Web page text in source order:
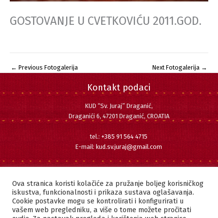
GOSTOVANJE U CVETKOVIĆU 2011.GOD.
← Previous Fotogalerija Next Fotogalerija →
Kontakt podaci
KUD “Sv. Juraj” Draganić,
Draganići 6, 47201 Draganić, CROATIA
tel.: +385 91 564 4715
E-mail: kud.sv.juraj@gmail.com
Facebook
Instagram
YouTube
Ova stranica koristi kolačiće za pružanje boljeg korisničkog
iskustva, funkcionalnosti i prikaza sustava oglašavanja.
Cookie postavke mogu se kontrolirati i konfigurirati u
vašem web pregledniku, a više o tome možete pročitati